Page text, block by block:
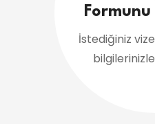
İstediğiniz